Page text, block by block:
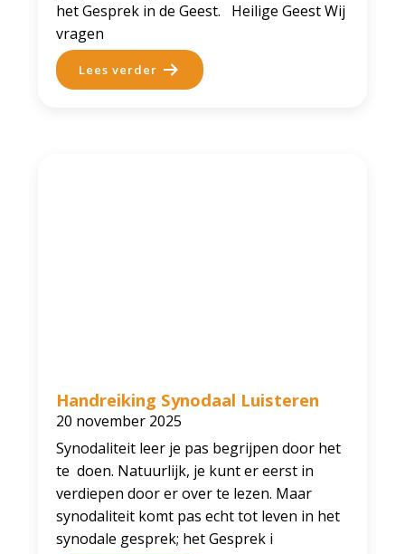
het Gesprek in de Geest. Heilige Geest Wij
vragen
Lees verder
Handreiking Synodaal Luisteren
20 november 2025
Synodaliteit leer je pas begrijpen door het
te doen. Natuurlijk, je kunt er eerst in
verdiepen door er over te lezen. Maar
synodaliteit komt pas echt tot leven in het
synodale gesprek; het Gesprek i